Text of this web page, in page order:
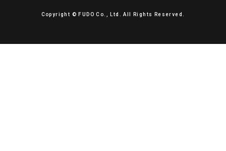
Copyright © FUDO Co., Ltd. All Rights Reserved.